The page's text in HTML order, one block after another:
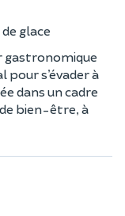
glace
gastronomique
pour s’évader à
dans un cadre
bien-être, à